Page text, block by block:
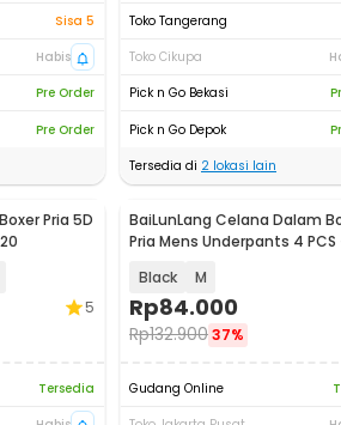
Sisa 5
Habis
Pre Order
Pre Order
Toko Tangerang
Toko Cikupa
Pick n Go Bekasi
Pick n Go Depok
Tersedia di 2 lokasi lain
Pria 5D
5
Tersedia
BaiLunLang Celana Dalam
Pria Mens Underpants 4 PCS
Black M
Rp84.000
Rp132.90037%
Gudang Online